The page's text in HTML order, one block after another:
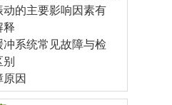
的主要影响因素有
释
系统常见故障与检
因